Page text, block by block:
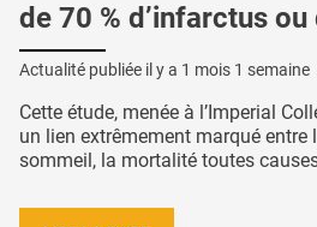
de 70 % d’infarctus ou
Actualité publiée il y a 1 mois 1 semaine
Cette étude, menée à l’Imperial
un lien extrêmement marqué entre
sommeil, la mortalité toutes